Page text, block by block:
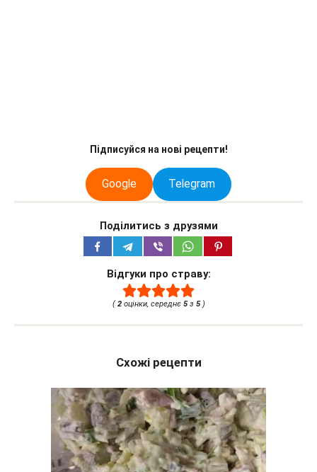
Підписуйся на нові рецепти!
Google Telegram
Поділитись з друзями
Відгуки про страву:
( 2оцінки, середнє 5з 5)
Схожі рецепти